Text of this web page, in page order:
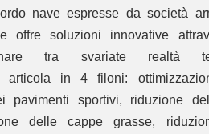
nave espresse da società
offre soluzioni innovative
tra svariate realtà
articola in 4 filoni:
pavimenti sportivi, riduzione
delle cappe grasse,